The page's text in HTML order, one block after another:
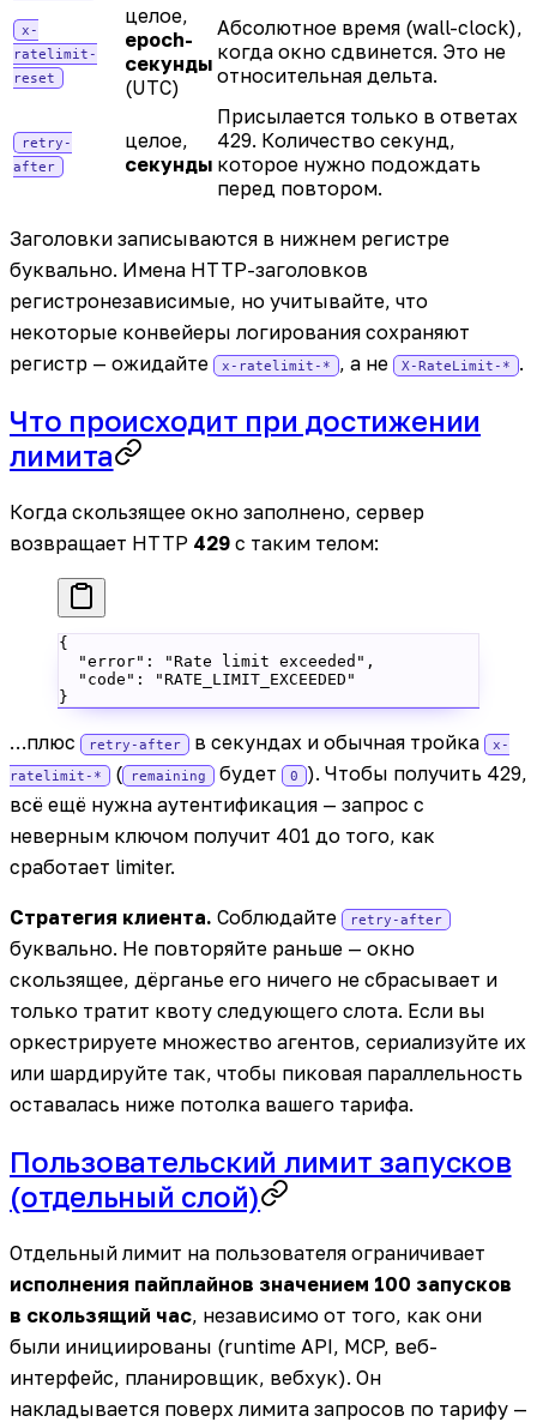
x-
ratelimit-
reset
целое,
epoch-
секунды
(UTC)
Абсолютное время (wall-clock),
когда окно сдвинется. Это не
относительная дельта.
retry-
after
целое,
секунды
Присылается только в ответах
429. Количество секунд,
которое нужно подождать
перед повтором.
Заголовки записываются в нижнем регистре
буквально. Имена HTTP-заголовков
регистронезависимые, но учитывайте, что
некоторые конвейеры логирования сохраняют
регистр — ожидайте
x-ratelimit-* , а не X-RateLimit-* .
Что происходит при достижении
лимита
Когда скользящее окно заполнено, сервер
возвращает HTTP 429 с таким телом:
{
  "error"
: "Rate limit exceeded" ,
  "code"
:
"RATE_LIMIT_EXCEEDED"
}
…плюс retry-after в секундах и обычная тройка
x-
ratelimit-*
( remaining будет 0
). Чтобы получить 429,
всё ещё нужна аутентификация — запрос с
неверным ключом получит 401 до того, как
сработает limiter.
Стратегия клиента. Соблюдайте retry-after
буквально. Не повторяйте раньше — окно
скользящее, дёрганье его ничего не сбрасывает и
только тратит квоту следующего слота. Если вы
оркестрируете множество агентов, сериализуйте их
или шардируйте так, чтобы пиковая параллельность
оставалась ниже потолка вашего тарифа.
Пользовательский лимит запусков
(отдельный слой)
Отдельный лимит на пользователя ограничивает
исполнения пайплайнов значением 100 запусков
в скользящий час, независимо от того, как они
были инициированы (runtime API, MCP, веб-
интерфейс, планировщик, вебхук). Он
накладывается поверх лимита запросов по тарифу —